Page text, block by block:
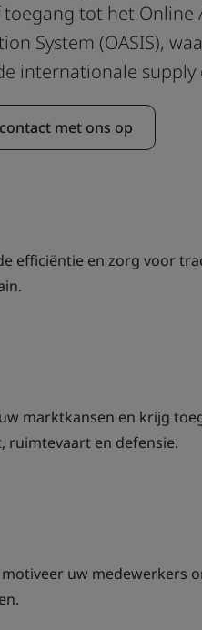
tot het Online
System (OASIS),
internationale supply
met ons op
efficiëntie en zorg voor
marktkansen en krijg
ruimtevaart en defensie.
uw medewerkers